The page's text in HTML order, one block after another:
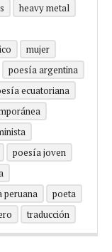
heavy metal
mujer
poesía argentina
ecuatoriana
poesía joven
peruana
poeta
traducción